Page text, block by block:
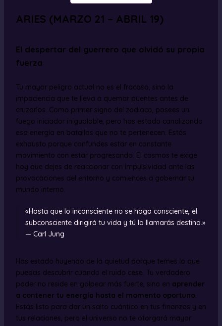
ARIES (MARZO 21 – ABRIL 19)
El despertar del guerrero que olvidó su propia
fuerza
Tu mayor peligro actual no es el fracaso, sino la
impaciencia que te lleva a quemar puentes antes de
cruzarlos. Como primer signo del zodiaco, posees un
fuego iniciador inigualable, pero has estado canalizando
esa energía en batallas que no te pertenecen. Estás
exhausto porque confundes estar en constante
movimiento con estar progresando. El cosmos te exige
hoy que dejes de reaccionar con impulsividad ante las
provocaciones del entorno y comiences a gobernar tu
mundo interno.
«Hasta que lo inconsciente no se haga consciente, el
subconsciente dirigirá tu vida y tú lo llamarás destino.»
— Carl Jung
Has estado huyendo de la quietud porque temes lo que
puedas descubrir cuando el ruido cese. Tu verdadero
poder no reside en golpear más fuerte, sino en aprender
a contener tu energía hasta el momento oportuno.
Estás listo para dar un salto cuántico en tus finanzas y en
tus relaciones, pero el universo no te otorgará mayor